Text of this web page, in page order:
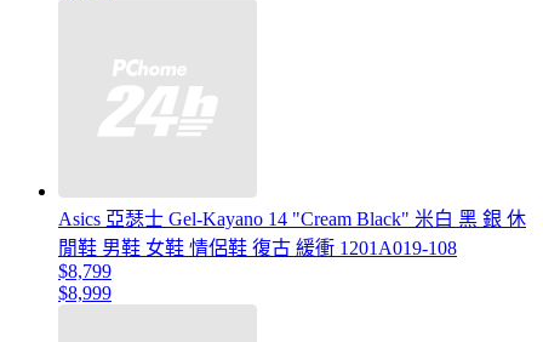
Asics 亞瑟士 Gel-Kayano 14 "Cream Black" 米白 黑 銀 休
閒鞋 男鞋 女鞋 情侶鞋 復古 緩衝 1201A019-108
$8,799
$8,999